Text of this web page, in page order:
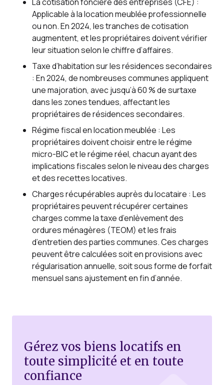
Applicable à la location meublée professionnelle
ou non. En 2024, les tranches de cotisation
augmentent, et les propriétaires doivent vérifier
leur situation selon le chiffre d’affaires.
Taxe d’habitation sur les résidences secondaires
: En 2024, de nombreuses communes appliquent
une majoration, avec jusqu’à 60 % de surtaxe
dans les zones tendues, affectant les
propriétaires de résidences secondaires.
Régime fiscal en location meublée : Les
propriétaires doivent choisir entre le régime
micro-BIC et le régime réel, chacun ayant des
implications fiscales selon le niveau des charges
et des recettes locatives.
Charges récupérables auprès du locataire : Les
propriétaires peuvent récupérer certaines
charges comme la taxe d’enlèvement des
ordures ménagères (TEOM) et les frais
d’entretien des parties communes. Ces charges
peuvent être calculées soit en provisions avec
régularisation annuelle, soit sous forme de forfait
mensuel sans ajustement en fin d’année.
Gérez vos biens locatifs en
toute simplicité et en toute
confiance